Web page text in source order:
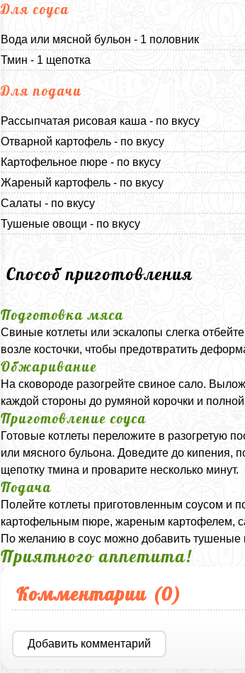
Для соуса
Вода или мясной бульон - 1 половник
Тмин - 1 щепотка
Для подачи
Рассыпчатая рисовая каша - по вкусу
Отварной картофель - по вкусу
Картофельное пюре - по вкусу
Жареный картофель - по вкусу
Салаты - по вкусу
Тушеные овощи - по вкусу
Способ приготовления
Подготовка мяса
Свиные котлеты или эскалопы слегка
возле косточки, чтобы предотвратить
Обжаривание
На сковороде разогрейте свиное сало.
каждой стороны до румяной корочки и
Приготовление соуса
Готовые котлеты переложите в разогретую
или мясного бульона. Доведите до кипения,
щепотку тмина и проварите несколько минут.
Подача
Полейте котлеты приготовленным соусом и
картофельным пюре, жареным картофелем,
По желанию в соус можно добавить тушеные
Приятного аппетита!
Комментарии (0)
Добавить комментарий